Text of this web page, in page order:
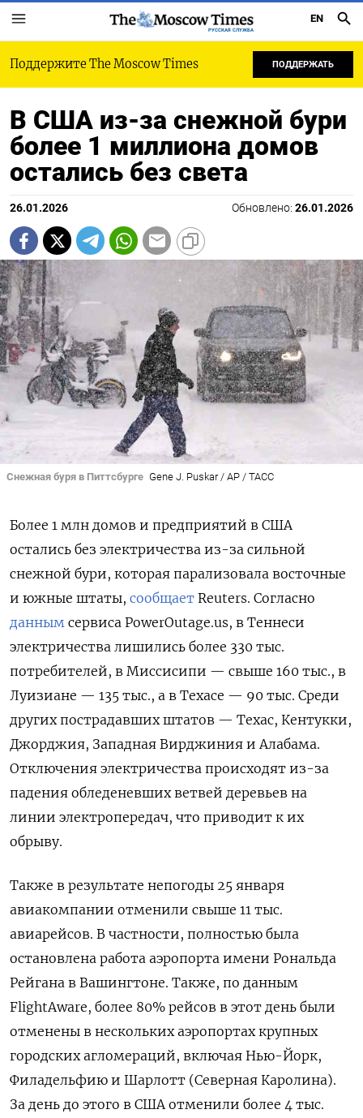
РУССКАЯ СЛУЖБА
EN
Поддержите The Moscow Times ПОДДЕРЖАТЬ
В США из-за снежной бури
более 1 миллиона домов
остались без света
26.01.2026 Обновлено: 26.01.2026
Снежная буря в Питтсбурге Gene J. Puskar / AP / ТАСС
Более 1 млн домов и предприятий в США
остались без электричества из-за сильной
снежной бури, которая парализовала восточные
и южные штаты, сообщает Reuters. Согласно
данным сервиса PowerOutage.us, в Теннеси
электричества лишились более 330 тыс.
потребителей, в Миссисипи — свыше 160 тыс., в
Луизиане — 135 тыс., а в Техасе — 90 тыс. Среди
других пострадавших штатов — Техас, Кентукки,
Джорджия, Западная Вирджиния и Алабама.
Отключения электричества происходят из-за
падения обледеневших ветвей деревьев на
линии электропередач, что приводит к их
обрыву.
Также в результате непогоды 25 января
авиакомпании отменили свыше 11 тыс.
авиарейсов. В частности, полностью была
остановлена работа аэропорта имени Рональда
Рейгана в Вашингтоне. Также, по данным
FlightAware, более 80% рейсов в этот день были
отменены в нескольких аэропортах крупных
городских агломераций, включая Нью-Йорк,
Филадельфию и Шарлотт (Северная Каролина).
За день до этого в США отменили более 4 тыс.